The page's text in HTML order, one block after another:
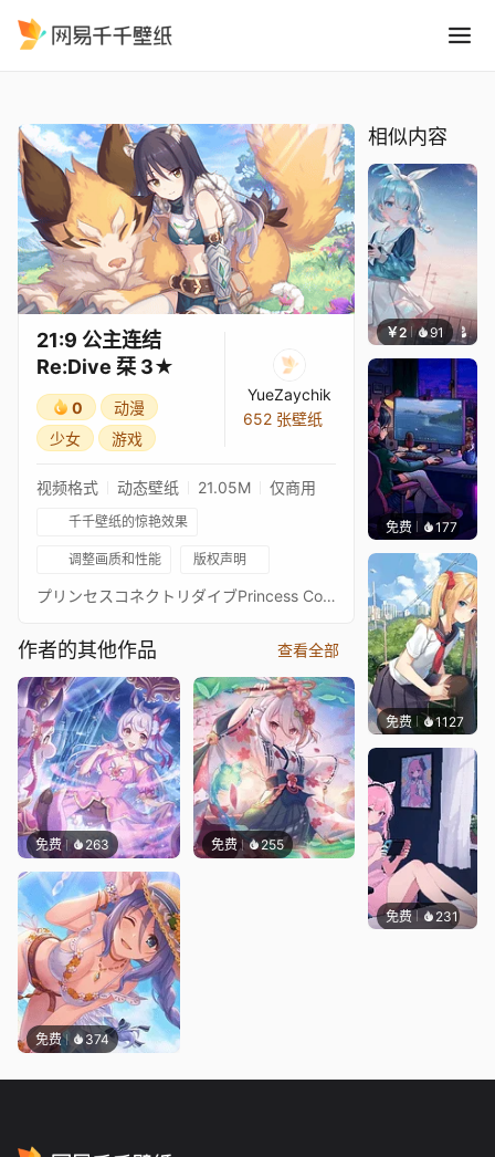
21:9 公主连结
Re:Dive 栞 3★
0
动漫
少女
游戏
YueZaychik
652 张壁纸
视频格式 动态壁纸 21.05M 仅商用
千千壁纸的惊艳效果
调整画质和性能 版权声明
プリンセスコネクトリダイブPrincess Connect! Re: Dive超异域公主连结！Re: Dive3星 栞 TP弓 清水弓 3★ 主页动画壁纸3★シオリ通过 Waifu2x 降噪放大 + FFmpeg 60FPS 补帧处理21:9 3440*1440 带鱼屏适配16:9 标准比例版：https://steamcommunity.com/sharedfiles/filedetails/?id=2140415894PCR 16:9 合集：https://steamcommunity.com/sharedfiles/filedetails/?id=2134024999PCR 21:9 合集：https://steamcommunity.com/sharedfiles/filedetails/?id=2137377323
作者的其他作品 查看全部
免费 263 免费 255
免费 374
相似内容
￥2 91 豆子
免费 177
免费 1127
免费 231好看